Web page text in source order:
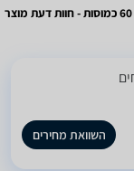
השוואת מחירים